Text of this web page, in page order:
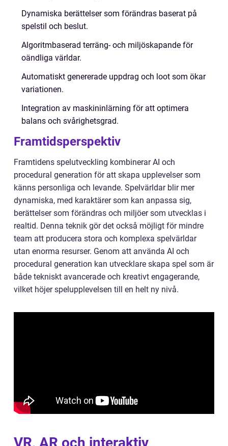
Dynamiska berättelser som förändras baserat på
spelstil och beslut.
Algoritmbaserad terräng- och miljöskapande för
oändliga världar.
Automatiskt genererade uppdrag och loot som ökar
variationen.
Integration av maskininlärning för att optimera
balans och svårighetsgrad.
Framtidsperspektiv
Framtidens spelutveckling kombinerar AI och
procedural generation för att skapa upplevelser som
känns personliga och levande. Spelvärldar blir mer
dynamiska, med karaktärer som kan anpassa sig,
berättelser som förändras och miljöer som utvecklas i
realtid. Denna teknik gör det också möjligt för mindre
team att producera stora och komplexa spelvärldar
utan enorma resurser. Genom att använda AI och
procedural generation kan utvecklare skapa spel som är
både tekniskt avancerade och kreativt engagerande,
vilket höjer spelupplevelsen till en helt ny nivå.